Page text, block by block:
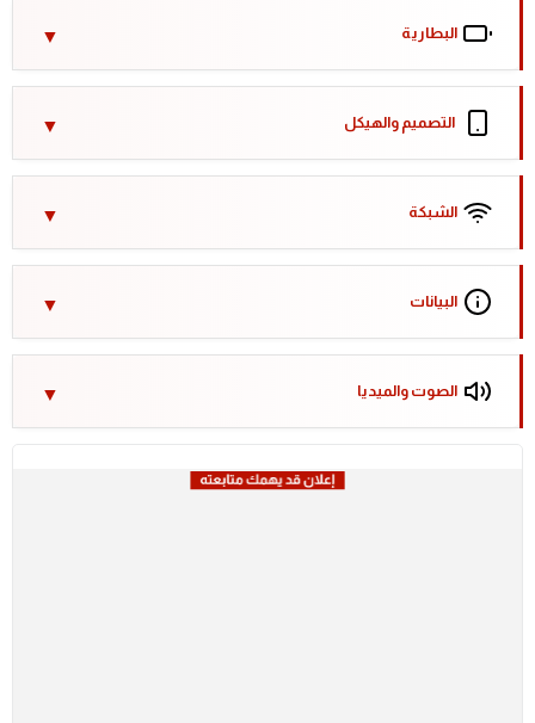
البطارية
التصميم والهيكل
الشبكة
البيانات
الصوت والميديا